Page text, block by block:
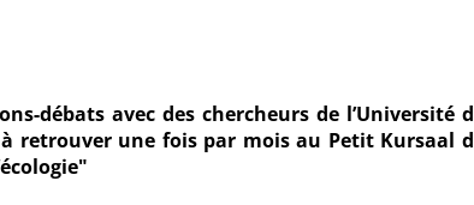
débats avec des chercheurs de l’Université
retrouver une fois par mois au Petit Kursaal